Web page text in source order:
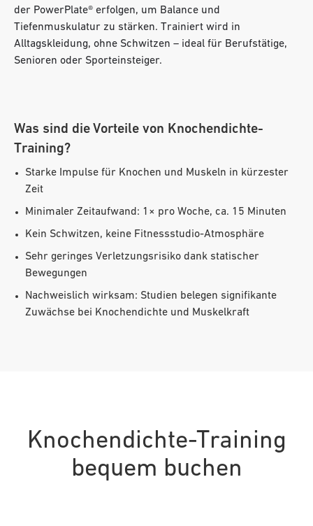
der PowerPlate® erfolgen, um Balance und
Tiefenmuskulatur zu stärken. Trainiert wird in
Alltagskleidung, ohne Schwitzen – ideal für Berufstätige,
Senioren oder Sporteinsteiger.
Was sind die Vorteile von Knochendichte-
Training?
Starke Impulse für Knochen und Muskeln in kürzester
Zeit
Minimaler Zeitaufwand: 1× pro Woche, ca. 15 Minuten
Kein Schwitzen, keine Fitnessstudio-Atmosphäre
Sehr geringes Verletzungsrisiko dank statischer
Bewegungen
Nachweislich wirksam: Studien belegen signifikante
Zuwächse bei Knochendichte und Muskelkraft
Knochendichte-Training
bequem buchen